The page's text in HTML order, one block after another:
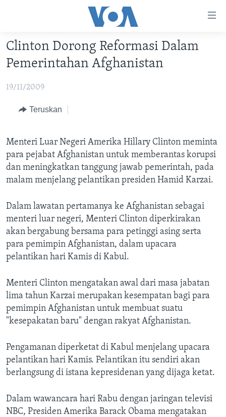
Akses
Lanjut
ke
Konten
Lanjut
Utama
Lanjut
ke
Pencarian
VIDEO
POLYGRAPH
Learning English
IKUTI KAMI
Bahasa-bahasa
Clinton Dorong Reformasi Dalam
Pemerintahan Afghanistan
19/11/2009
Teruskan
Menteri Luar Negeri Amerika Hillary Clinton meminta
para pejabat Afghanistan untuk memberantas korupsi
dan meningkatkan tanggung jawab pemerintah, pada
malam menjelang pelantikan presiden Hamid Karzai.
Dalam lawatan pertamanya ke Afghanistan sebagai
menteri luar negeri, Menteri Clinton diperkirakan
akan bergabung bersama para petinggi asing serta
para pemimpin Afghanistan, dalam upacara
pelantikan hari Kamis di Kabul.
Menteri Clinton mengatakan awal dari masa jabatan
lima tahun Karzai merupakan kesempatan bagi para
pemimpin Afghanistan untuk membuat suatu
"kesepakatan baru" dengan rakyat Afghanistan.
Pengamanan diperketat di Kabul menjelang upacara
pelantikan hari Kamis. Pelantikan itu sendiri akan
berlangsung di istana kepresidenan yang dijaga ketat.
Dalam wawancara hari Rabu dengan jaringan televisi
NBC, Presiden Amerika Barack Obama mengatakan